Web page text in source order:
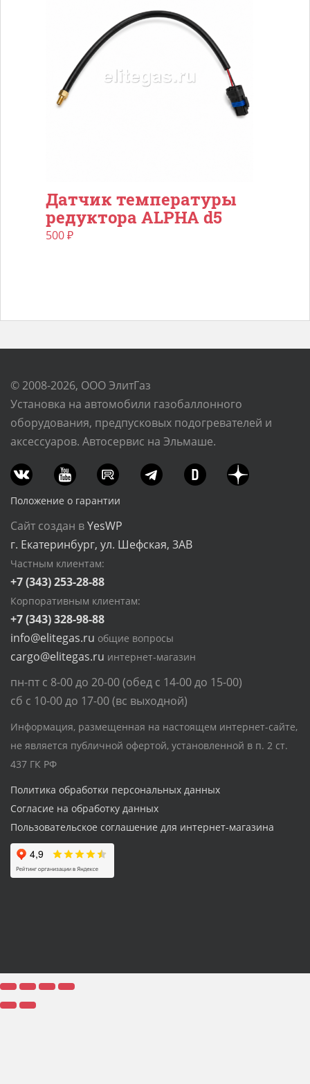
Датчик температуры
редуктора ALPHA d5
500₽
© 2008-2026, ООО ЭлитГаз
Установка на автомобили газобаллонного
оборудования, предпусковых подогревателей и
аксессуаров. Автосервис на Эльмаше.
Положение о гарантии
Сайт создан вYesWP
г. Екатеринбург, ул. Шефская, 3АВ
Частным клиентам:
+7 (343) 253-28-88
Корпоративным клиентам:
+7 (343) 328-98-88
info@elitegas.ru общие вопросы
cargo@elitegas.ru интернет-магазин
пн-пт с 8-00 до 20-00 (обед с 14-00 до 15-00)
сб с 10-00 до 17-00 (вс выходной)
Информация, размещенная на настоящем интернет-сайте,
не является публичной офертой, установленной в п. 2 ст.
437 ГК РФ
Политика обработки персональных данных
Согласие на обработку данных
Пользовательское соглашение для интернет-магазина